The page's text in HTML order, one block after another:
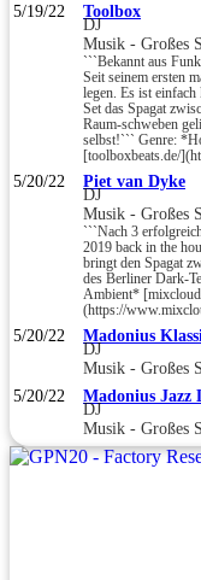
5/19/22 Toolbox
DJ
Musik - Großes
```Bekannt aus
Seit seinem ersten
legen. Es ist
Set das Spagat
Raum-schweben
selbst!``` Genre:
[toolboxbeats.de/
5/20/22 Piet van Dyke
DJ
Musik - Großes
```Nach 3
2019 back in the
bringt den Spagat
des Berliner Dark-
Ambient*
(https://
5/20/22 Madonius
DJ
Musik - Großes
5/20/22
Madonius Jazz
DJ
Musik - Großes